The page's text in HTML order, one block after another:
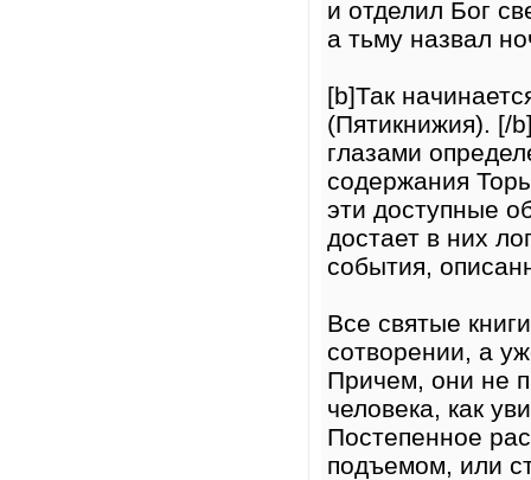
и отделил Бог
а тьму назвал
[b]Так
(Пятикнижия). [/
глазами
содержания
эти доступные
достает в них
события,
Все святые
сотворении, а
Причем, они не
человека, как
Постепенное
подъемом, или